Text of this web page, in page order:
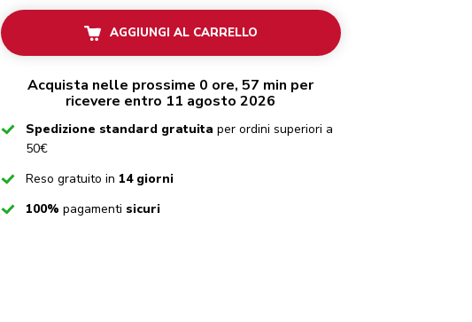
AGGIUNGI AL CARRELLO
Acquista nelle prossime 0 ore, 57 min per
ricevere entro 11 agosto 2026
CheckedSpedizione standard gratuita per ordini superiori a
50€
CheckedReso gratuito in 14 giorni
Checked
100% pagamenti sicuri